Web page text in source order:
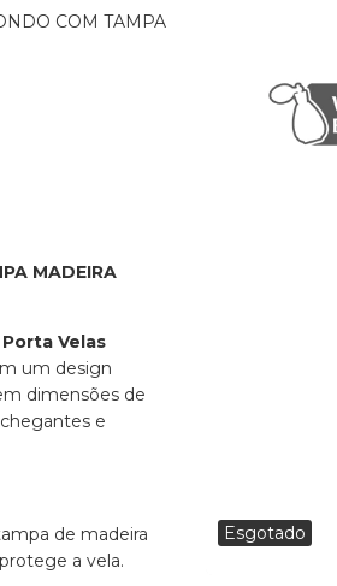
COM TAMPA
MADEIRA
Porta Velas
um design
dimensões de
e
de madeira
a vela.
Esgotado